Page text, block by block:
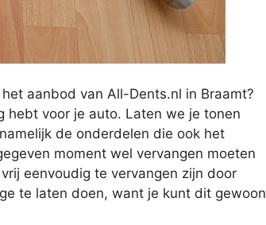
aanbod van All-Dents.nl in Braamt?
hebt voor je auto. Laten we je tonen
de onderdelen die ook het
moment wel vervangen moeten
eenvoudig te vervangen zijn door
te laten doen, want je kunt dit gewoon